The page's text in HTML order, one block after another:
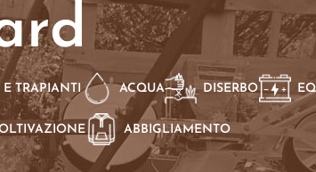
TRAPIANTI ACQUA DISERBO
ABBIGLIAMENTO
Show 18 24